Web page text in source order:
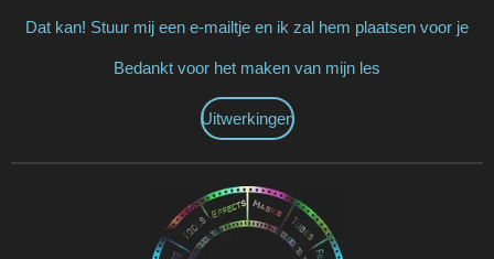
Dat kan! Stuur mij een e-mailtje en ik zal hem plaatsen voor je
Bedankt voor het maken van mijn les
Uitwerkingen